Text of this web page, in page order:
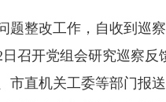
整改工作，自收到巡察
召开党组会研究巡察
市直机关工委等部门报